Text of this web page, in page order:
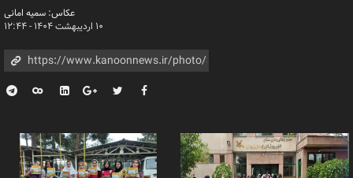
عکاس: سمیه امانی
۱۰ اردیبهشت ۱۴۰۴ - ۱۲:۴۴